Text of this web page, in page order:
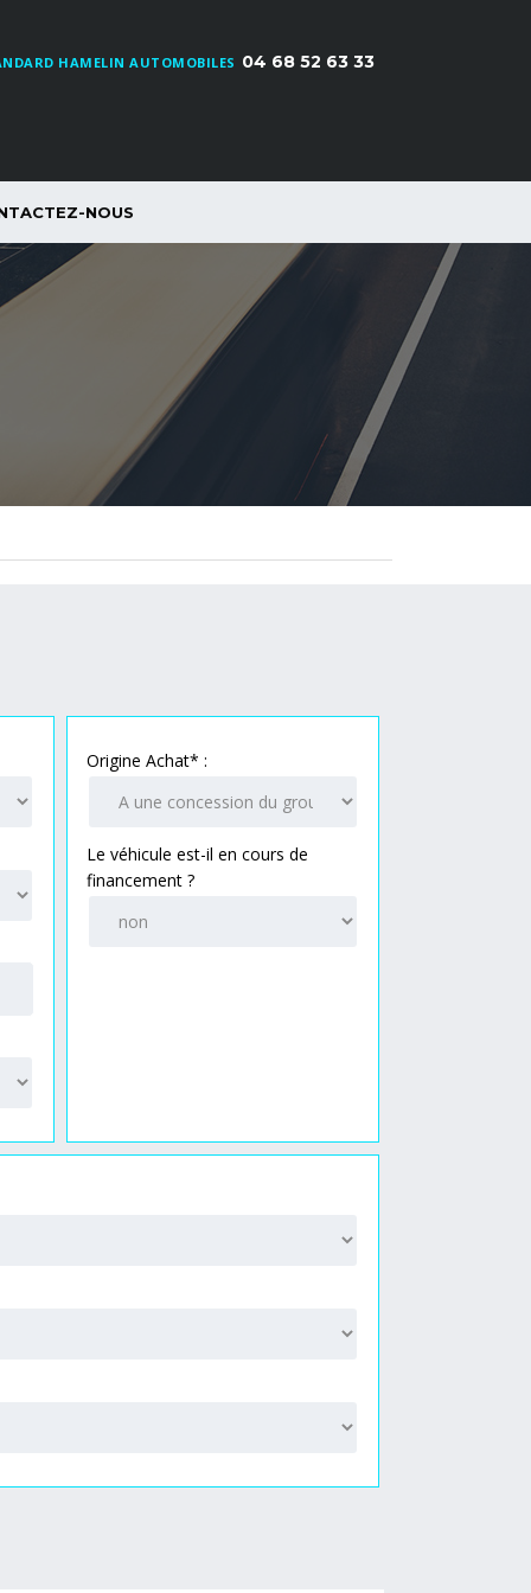
HAMELIN AUTOMOBILES 04 68 52 63 33
NOUS
Origine Achat* :
Le véhicule est-il en cours de
financement ?